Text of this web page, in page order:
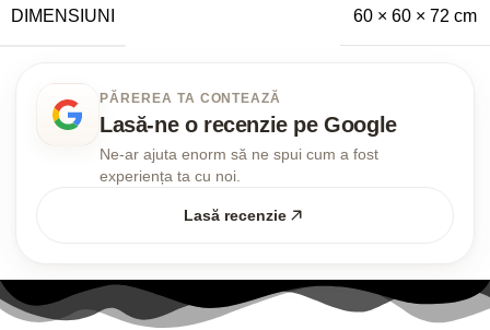
DIMENSIUNI 60 × 60 × 72 cm
PĂREREA TA CONTEAZĂ
Lasă-ne o recenzie pe Google
Ne-ar ajuta enorm să ne spui cum a fost
experiența ta cu noi.
Lasă recenzie